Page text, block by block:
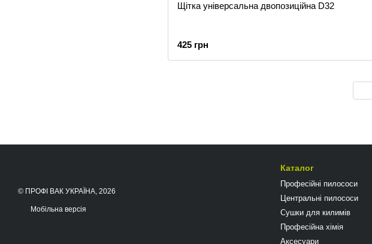
Щітка універсальна двопозиційна D32
425 грн
© ПРОФІ ВАК УКРАЇНА, 2026
Мобільна версія
Каталог
Професійні пилососи
Центральні пилососи
Сушки для килимів
Професійна хімія
Аксесуари